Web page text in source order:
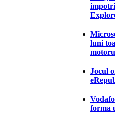
luni
Jocul
forma